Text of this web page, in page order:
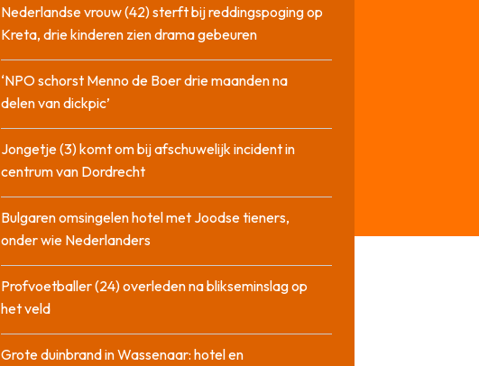
Nederlandse vrouw (42) sterft bij reddingspoging op
Kreta, drie kinderen zien drama gebeuren
‘NPO schorst Menno de Boer drie maanden na
delen van dickpic’
Jongetje (3) komt om bij afschuwelijk incident in
centrum van Dordrecht
Bulgaren omsingelen hotel met Joodse tieners,
onder wie Nederlanders
Profvoetballer (24) overleden na blikseminslag op
het veld
Grote duinbrand in Wassenaar: hotel en